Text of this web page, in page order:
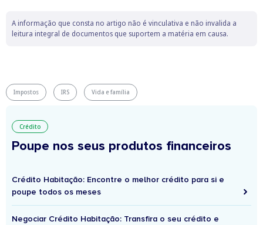
A informação que consta no artigo não é vinculativa e não invalida a
leitura integral de documentos que suportem a matéria em causa.
Impostos IRS Vida e família
Crédito
Poupe nos seus produtos financeiros
Crédito Habitação: Encontre o melhor crédito para si e
poupe todos os meses
Negociar Crédito Habitação: Transfira o seu crédito e